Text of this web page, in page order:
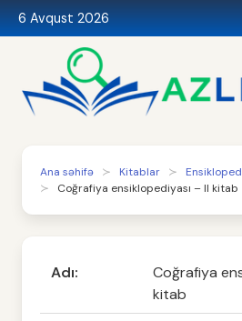
6 Avqust 2026
Ana səhifə Kitablar
Coğrafiya ensiklopediyası – II kitab
Adı:
Coğrafiya
kitab